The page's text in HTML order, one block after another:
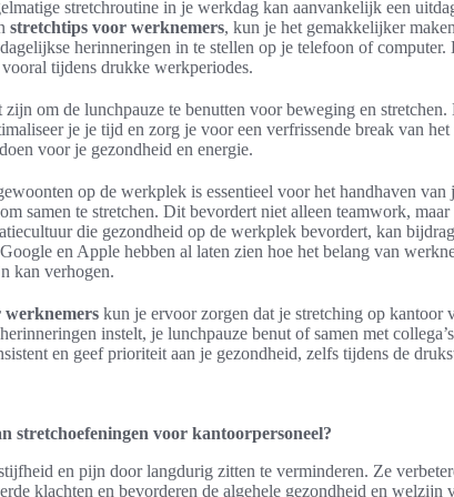
stretchroutine in je werkdag kan aanvankelijk een
stretchtips voor werknemers, kun je het gemakkelijker
herinneringen in te stellen op je telefoon of
vooral tijdens drukke werkperiodes.
om de lunchpauze te benutten voor beweging en
je je tijd en zorg je voor een verfrissende break van
voor je gezondheid en energie.
op de werkplek is essentieel voor het handhaven van
samen te stretchen. Dit bevordert niet alleen teamwork,
die gezondheid op de werkplek bevordert, kan
en Apple hebben al laten zien hoe het belang van
kan verhogen.
werknemers kun je ervoor zorgen dat je stretching op kantoor
instelt, je lunchpauze benut of samen met
en geef prioriteit aan je gezondheid, zelfs tijdens de
stretchoefeningen voor kantoorpersoneel?
en pijn door langdurig zitten te verminderen. Ze
klachten en bevorderen de algehele gezondheid en welzijn